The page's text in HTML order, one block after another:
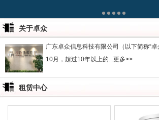
关于卓众
广东卓众信息科技有限公司（以下简称“
10月，超过10年以上的...更多>>
租赁中心